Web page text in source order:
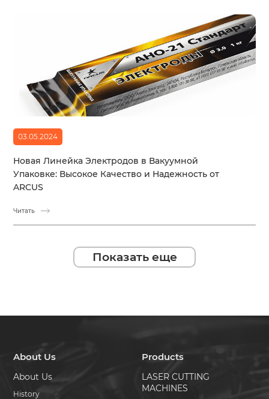
03.05.2024
Новая Линейка Электродов в Вакуумной
Упаковке: Высокое Качество и Надежность от
ARCUS
Читать
Показать еще
About Us
About Us
History
Products
LASER CUTTING
MACHINES